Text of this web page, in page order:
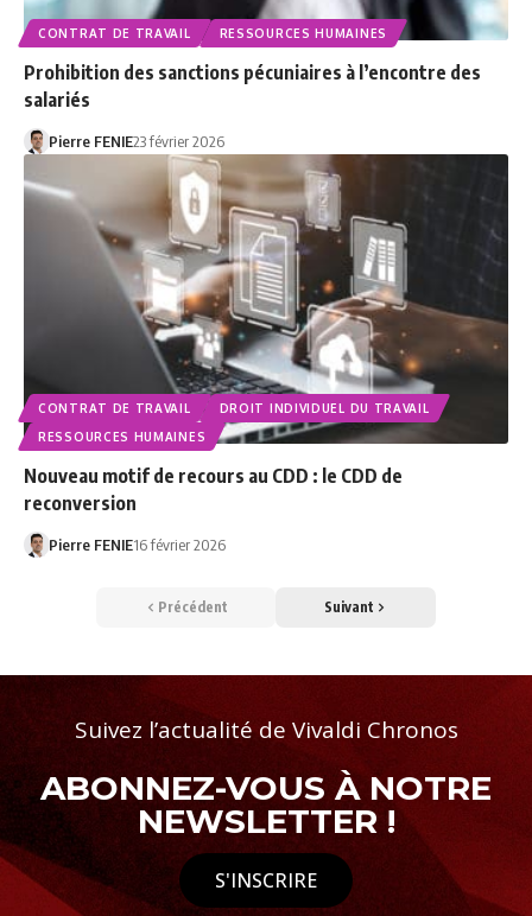
CONTRAT DE TRAVAIL RESSOURCES HUMAINES
Prohibition des sanctions pécuniaires à l’encontre des
salariés
Pierre FENIE23 février 2026
CONTRAT DE TRAVAIL
DROIT INDIVIDUEL DU TRAVAIL
RESSOURCES HUMAINES
Nouveau motif de recours au CDD : le CDD de
reconversion
Pierre FENIE16 février 2026
Précédent Suivant
Suivez l’actualité de Vivaldi Chronos
ABONNEZ-VOUS À NOTRE
NEWSLETTER !
S'INSCRIRE